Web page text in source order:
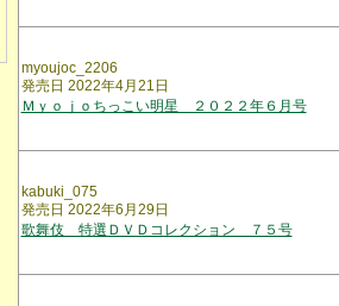
myoujoc_2206
発売日 2022年4月21日
Ｍｙｏｊｏちっこい明星 ２０２２年６月号
kabuki_075
発売日 2022年6月29日
歌舞伎 特選ＤＶＤコレクション ７５号